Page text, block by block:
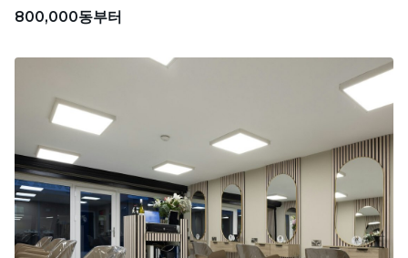
800,000동부터